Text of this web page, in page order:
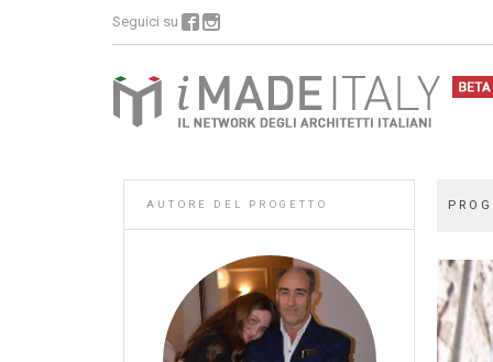
Seguici su
AUTORE DEL PROGETTO